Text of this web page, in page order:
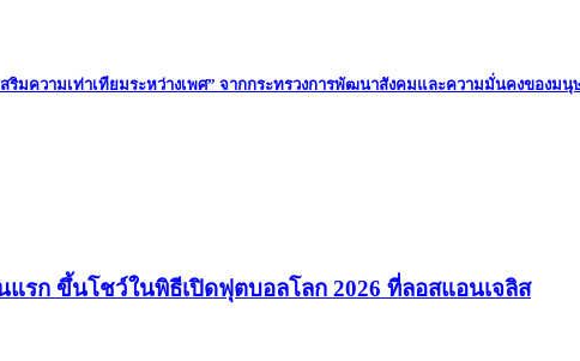
มความเท่าเทียมระหว่างเพศ” จากกระทรวงการพัฒนาสังคมและความมั่นคงของมนุ
รก ขึ้นโชว์ในพิธีเปิดฟุตบอลโลก 2026 ที่ลอสแอนเจลิส